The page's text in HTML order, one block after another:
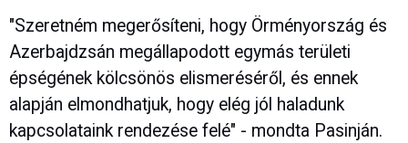
"Szeretném megerősíteni, hogy Örményország és
Azerbajdzsán megállapodott egymás területi
épségének kölcsönös elismeréséről, és ennek
alapján elmondhatjuk, hogy elég jól haladunk
kapcsolataink rendezése felé" - mondta Pasinján.